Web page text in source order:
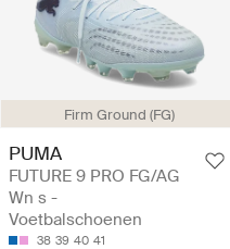
Firm Ground (FG)
PUMA
FUTURE 9 PRO FG/AG
Wn s -
Voetbalschoenen
38 39 40 41